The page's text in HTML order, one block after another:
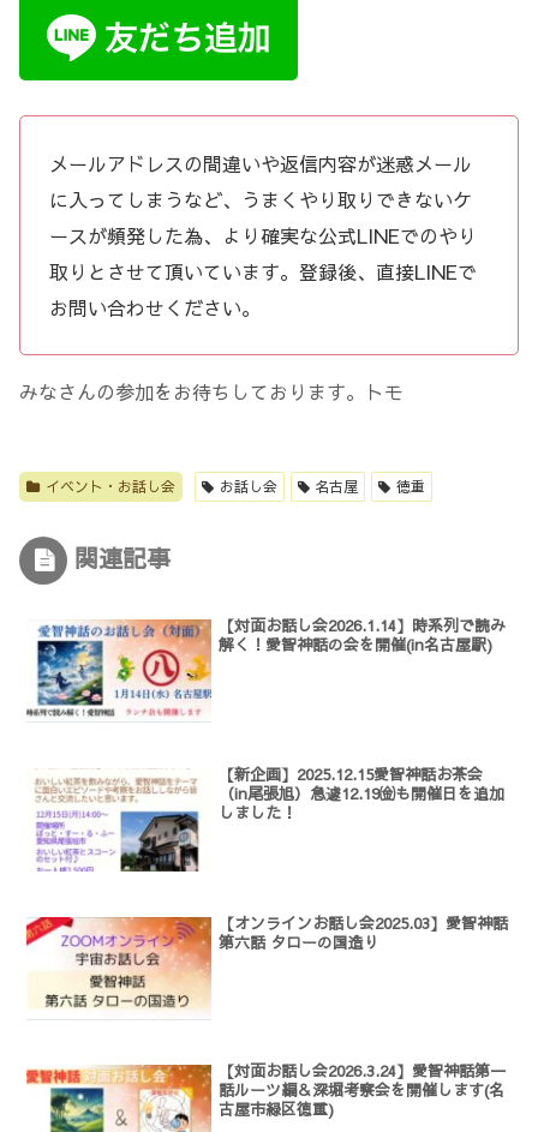
メールアドレスの間違いや返信内容が迷惑メール
に入ってしまうなど、うまくやり取りできないケ
ースが頻発した為、より確実な公式LINEでのやり
取りとさせて頂いています。登録後、直接LINEで
お問い合わせください。
みなさんの参加をお待ちしております。トモ
イベント・お話し会 お話し会 名古屋 徳重
関連記事
【対面お話し会2026.1.14】時系列で読み
解く！愛智神話の会を開催(in名古屋駅)
【新企画】2025.12.15愛智神話お茶会
（in尾張旭）急遽12.19㈮も開催日を追加
しました！
【オンラインお話し会2025.03】愛智神話
第六話 タローの国造り
【対面お話し会2026.3.24】愛智神話第一
話ルーツ編＆深堀考察会を開催します(名
古屋市緑区徳重)